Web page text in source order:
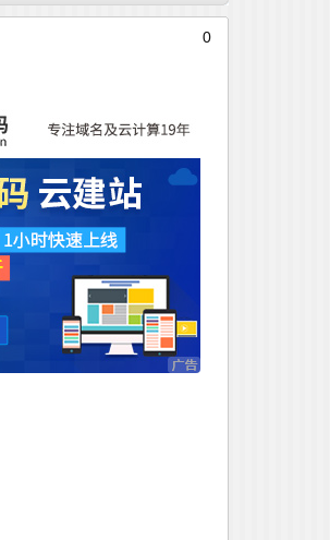
句你这辈子都该牢记的话
0